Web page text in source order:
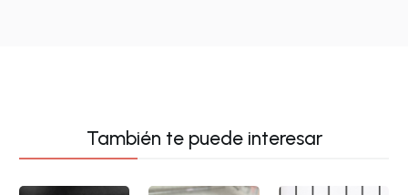
También te puede interesar